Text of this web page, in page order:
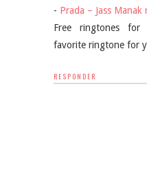
- Prada – Jass Manak
Free ringtones for
favorite ringtone for
RESPONDER